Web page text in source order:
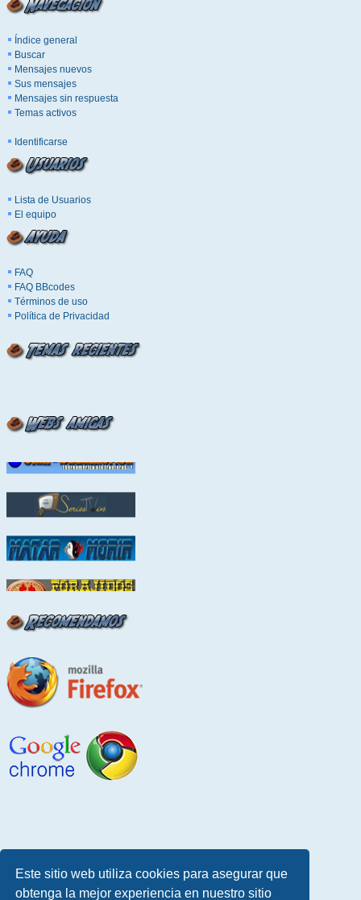
Este sitio web utiliza cookies para asegurar que
obtenga la mejor experiencia en nuestro sitio
Índice general
Buscar
Mensajes nuevos
Sus mensajes
Mensajes sin respuesta
Temas activos
Identificarse
Lista de Usuarios
El equipo
FAQ
FAQ BBcodes
Términos de uso
Política de Privacidad